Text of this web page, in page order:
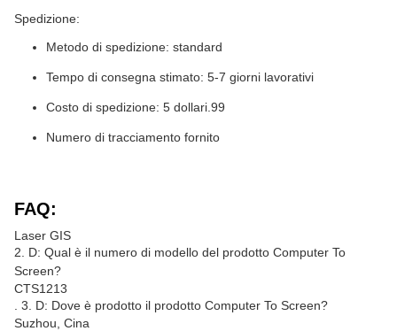
Spedizione:
Metodo di spedizione: standard
Tempo di consegna stimato: 5-7 giorni lavorativi
Costo di spedizione: 5 dollari.99
Numero di tracciamento fornito
FAQ:
Laser GIS
2. D: Qual è il numero di modello del prodotto Computer To
Screen?
CTS1213
. 3. D: Dove è prodotto il prodotto Computer To Screen?
Suzhou, Cina